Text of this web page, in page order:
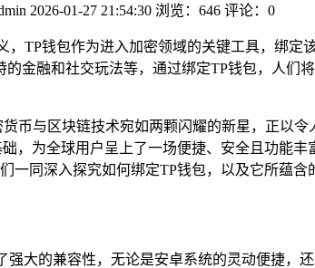
2026-01-27 21:54:30 浏览：646 评论：0
TP钱包作为进入加密领域的关键工具，绑
金融和社交玩法等，通过绑定TP钱包，人
币与区块链技术宛如两颗闪耀的新星，正以
础，为全球用户呈上了一场便捷、安全且功
一同深入探究如何绑定TP钱包，以及它所蕴含
强大的兼容性，无论是安卓系统的灵动便捷